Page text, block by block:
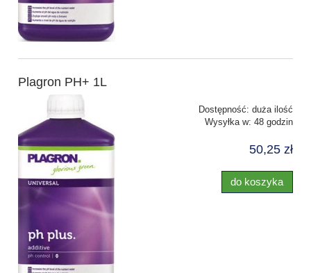
Plagron PH+ 1L
Dostępność: duża ilość
Wysyłka w: 48 godzin
50,25 zł
do koszyka